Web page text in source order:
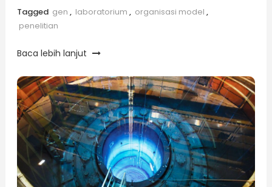
Tagged gen , laboratorium , organisasi model ,
penelitian
Baca lebih lanjut